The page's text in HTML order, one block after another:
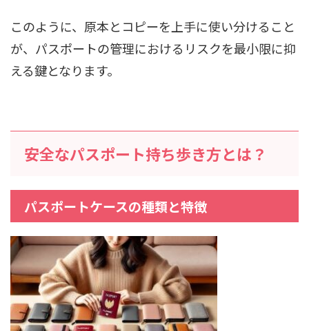
このように、原本とコピーを上手に使い分けること
が、パスポートの管理におけるリスクを最小限に抑
える鍵となります。
安全なパスポート持ち歩き方とは？
パスポートケースの種類と特徴